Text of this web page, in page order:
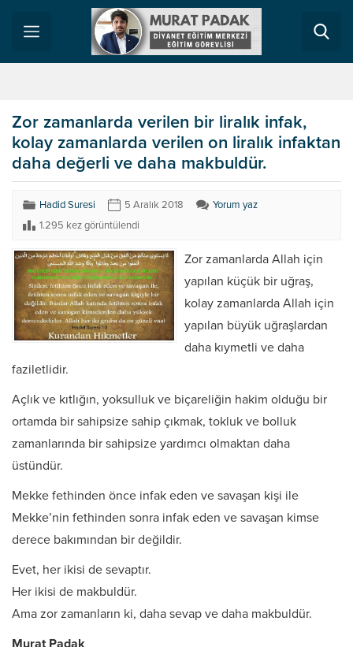
Zor zamanlarda verilen bir liralık infak,
kolay zamanlarda verilen on liralık infaktan
daha değerli ve daha makbuldür.
Hadid Suresi 5 Aralık 2018
Yorum yaz
1.295 kez görüntülendi
Zor zamanlarda Allah için
yapılan küçük bir uğraş,
kolay zamanlarda Allah için
yapılan büyük uğraşlardan
daha kıymetli ve daha
faziletlidir.
Açlık ve kıtlığın, yoksulluk ve biçareliğin hakim olduğu bir
ortamda bir sahipsize sahip çıkmak, tokluk ve bolluk
zamanlarında bir sahipsize yardımcı olmaktan daha
üstündür.
Mekke fethinden önce infak eden ve savaşan kişi ile
Mekke’nin fethinden sonra infak eden ve savaşan kimse
derece bakımından bir değildir.
Evet, her ikisi de sevaptır.
Her ikisi de makbuldür.
Ama zor zamanların ki, daha sevap ve daha makbuldür.
Murat Padak